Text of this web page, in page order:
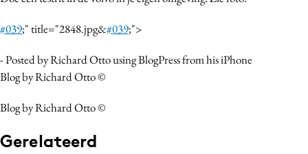
Programmatic
Purpose Marketing
#039;" title="2848.jpg&#039;">
- Posted by Richard Otto using BlogPress from his iPhone
Blog by Richard Otto ©
Blog by Richard Otto ©
Gerelateerd